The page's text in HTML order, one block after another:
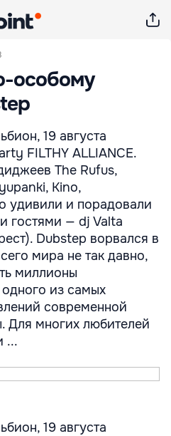
особому
19 августа
FILTHY ALLIANCE.
The Rufus,
Kino,
удивили и порадовали
гостями — dj Valta
Dubstep ворвался в
мира не так давно,
миллионы
одного из самых
современной
Для многих любителей
...
19 августа